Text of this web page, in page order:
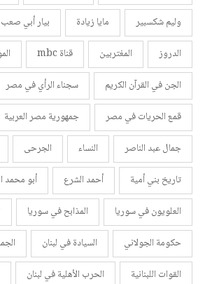
وليم شكسبير
مايا زيادة بيار أبي صعب
الدروز
المغتربين قناة mbc
الجن في القرآن الكريم
سجناء الرأي في مصر
قمع الحريات في مصر
جمهورية مصر العربية
جمال عبد الناصر
النساء الجرحى
تاريخ بني أمية
أحمد الشرع
أبو محمد
العلويون في سوريا
المذابح في سوريا
حكومة الجولاني
السيادة في لبنان
القوات اللبنانية
الحرب الأهلية في لبنان